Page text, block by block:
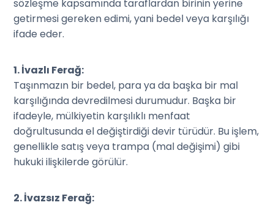
sözleşme kapsamında taraflardan birinin yerine
getirmesi gereken edimi, yani bedel veya karşılığı
ifade eder.
1. İvazlı Ferağ:
Taşınmazın bir bedel, para ya da başka bir mal
karşılığında devredilmesi durumudur. Başka bir
ifadeyle, mülkiyetin karşılıklı menfaat
doğrultusunda el değiştirdiği devir türüdür. Bu işlem,
genellikle satış veya trampa (mal değişimi) gibi
hukuki ilişkilerde görülür.
2. İvazsız Ferağ: